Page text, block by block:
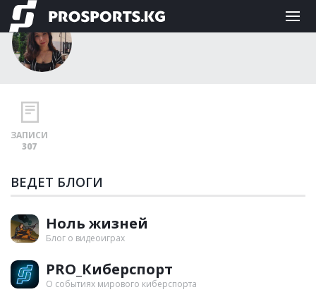
Асем Омурзакова
ЗАПИСИ
307
ВЕДЕТ БЛОГИ
Ноль жизней
Блог о видеоиграх
PRO_Киберспорт
О событиях мирового киберспорта